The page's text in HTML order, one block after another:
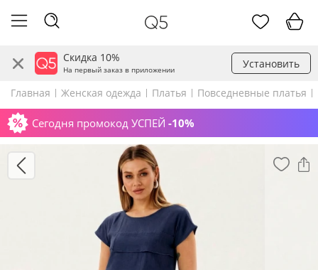
Скидка 10%
На первый заказ в приложении Установить
Главная Женская одежда Платья Повседневные платья
Сегодня промокод УСПЕЙ -10%